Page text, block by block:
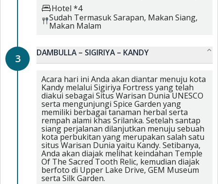
Hotel *4
Sudah TermasukSarapan, Makan Siang,
Makan Malam
3 DAMBULLA – SIGIRIYA – KANDY
Acara hari ini Anda akan diantar menuju kota
Kandy melalui Sigiriya Fortress yang telah
diakui sebagai Situs Warisan Dunia UNESCO
serta mengunjungi Spice Garden yang
memiliki berbagai tanaman herbal serta
rempah alami khas Srilanka. Setelah santap
siang perjalanan dilanjutkan menuju sebuah
kota perbukitan yang merupakan salah satu
situs Warisan Dunia yaitu Kandy. Setibanya,
Anda akan diajak melihat keindahan Temple
Of The Sacred Tooth Relic, kemudian diajak
berfoto di Upper Lake Drive, GEM Museum
serta Silk Garden.